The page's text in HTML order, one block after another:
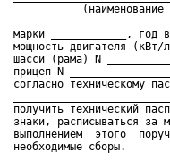
(наименование
марки ____________, год
мощность двигателя (кВт/
шасси (рама) N
прицеп N
согласно техническому
получить технический
знаки, расписываться за
выполнением  этого
необходимые сборы.